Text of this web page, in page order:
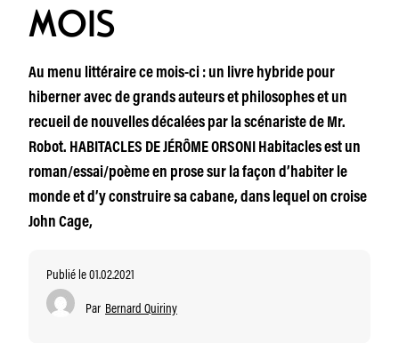
MOIS
Au menu littéraire ce mois-ci : un livre hybride pour
hiberner avec de grands auteurs et philosophes et un
recueil de nouvelles décalées par la scénariste de Mr.
Robot. HABITACLES DE JÉRÔME ORSONI Habitacles est un
roman/essai/poème en prose sur la façon d’habiter le
monde et d’y construire sa cabane, dans lequel on croise
John Cage,
Publié le 01.02.2021
Par Bernard Quiriny